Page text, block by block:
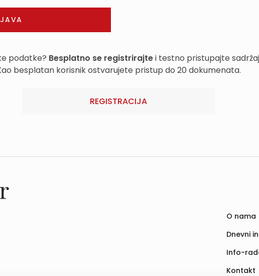
podatke? Besplatno se registrirajtei testno pristupajte
besplatan korisnik ostvarujete pristup do 20 dokumenata.
REGISTRACIJA
O nama
Dnevni
Info-
Kontakt